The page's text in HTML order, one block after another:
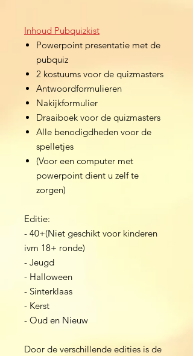
Inhoud Pubquizkist
Powerpoint presentatie met de
pubquiz
2 kostuums voor de quizmasters
Antwoordformulieren
Nakijkformulier
Draaiboek voor de quizmasters
Alle benodigdheden voor de
spelletjes
(Voor een computer met
powerpoint dient u zelf te
zorgen)
Editie:
- 40+(Niet geschikt voor kinderen
ivm 18+ ronde)
- Jeugd
- Halloween
- Sinterklaas
- Kerst
- Oud en Nieuw
Door de verschillende edities is de